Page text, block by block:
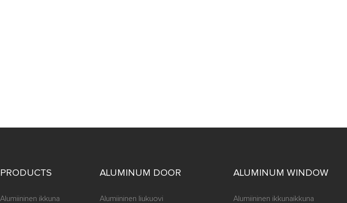
PRODUCTS
Alumiininen ikkuna
ALUMINUM DOOR
Alumiininen liukuovi
ALUMINUM WINDOW
Alumiininen ikkunaikkuna